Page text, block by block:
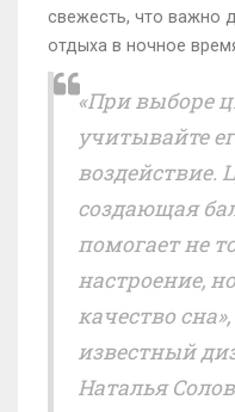
свежесть, что важно
отдыха в ночное
«При выборе
учитывайте
воздействие.
создающая
помогает не
настроение,
качество
известный
Наталья